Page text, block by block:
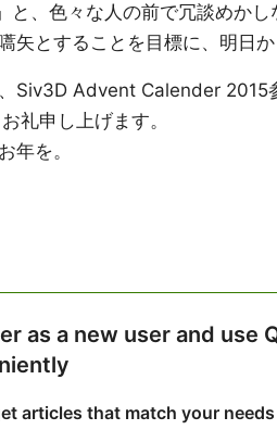
と、色々な人の前で冗談めか
矢とすることを目標に、明日
Siv3D Advent Calender 2015
礼申し上げます。
年を。
as a new user and use
articles that match your needs